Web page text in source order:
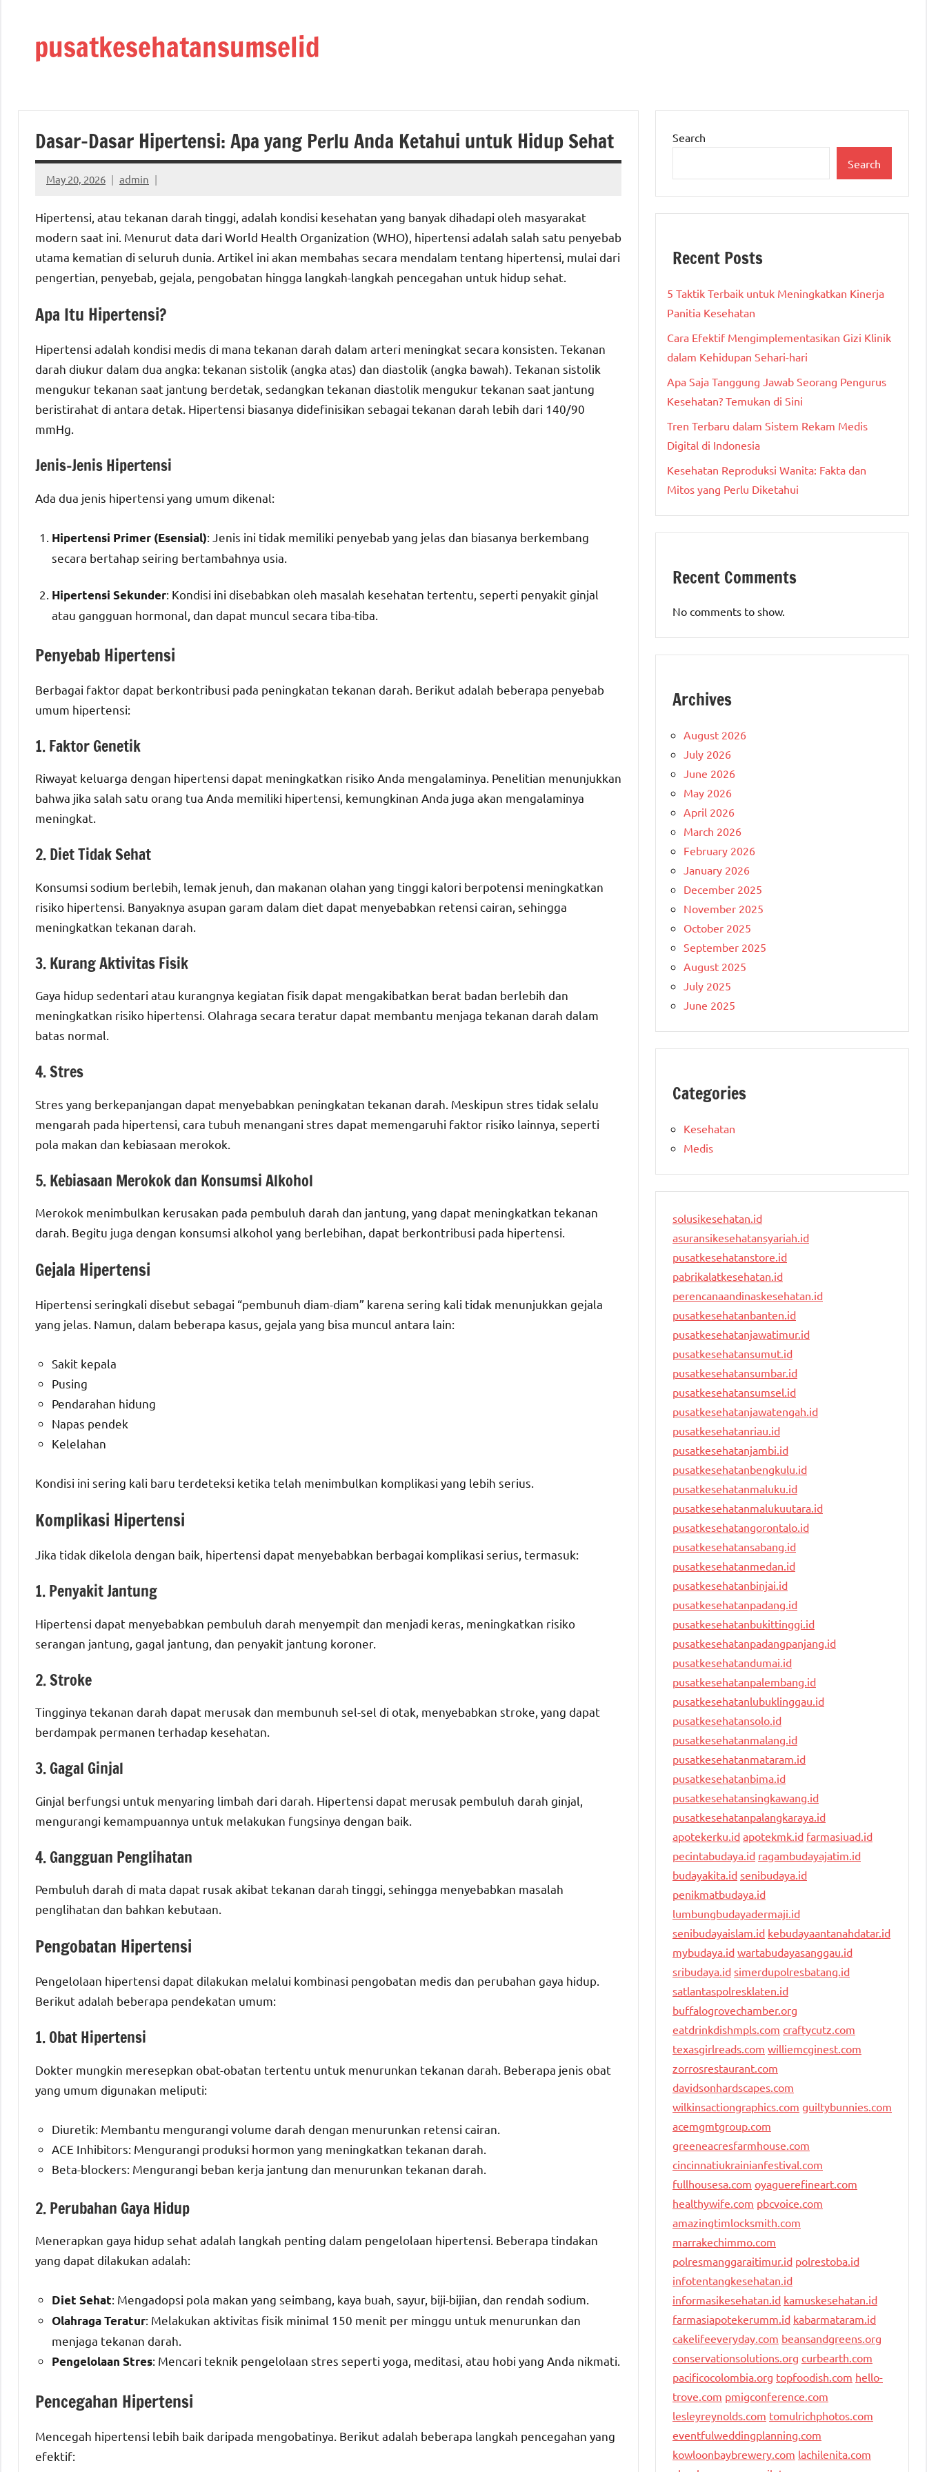
pusatkesehatansumselid
Dasar-Dasar Hipertensi: Apa yang Perlu Anda Ketahui untuk Hidup Sehat
May 20, 2026 admin
Hipertensi, atau tekanan darah tinggi, adalah kondisi kesehatan yang banyak dihadapi oleh masyarakat
modern saat ini. Menurut data dari World Health Organization (WHO), hipertensi adalah salah satu penyebab
utama kematian di seluruh dunia. Artikel ini akan membahas secara mendalam tentang hipertensi, mulai dari
pengertian, penyebab, gejala, pengobatan hingga langkah-langkah pencegahan untuk hidup sehat.
Apa Itu Hipertensi?
Hipertensi adalah kondisi medis di mana tekanan darah dalam arteri meningkat secara konsisten. Tekanan
darah diukur dalam dua angka: tekanan sistolik (angka atas) dan diastolik (angka bawah). Tekanan sistolik
mengukur tekanan saat jantung berdetak, sedangkan tekanan diastolik mengukur tekanan saat jantung
beristirahat di antara detak. Hipertensi biasanya didefinisikan sebagai tekanan darah lebih dari 140/90
mmHg.
Jenis-Jenis Hipertensi
Ada dua jenis hipertensi yang umum dikenal:
Hipertensi Primer (Esensial): Jenis ini tidak memiliki penyebab yang jelas dan biasanya berkembang
secara bertahap seiring bertambahnya usia.
Hipertensi Sekunder: Kondisi ini disebabkan oleh masalah kesehatan tertentu, seperti penyakit ginjal
atau gangguan hormonal, dan dapat muncul secara tiba-tiba.
Penyebab Hipertensi
Berbagai faktor dapat berkontribusi pada peningkatan tekanan darah. Berikut adalah beberapa penyebab
umum hipertensi:
1. Faktor Genetik
Riwayat keluarga dengan hipertensi dapat meningkatkan risiko Anda mengalaminya. Penelitian menunjukkan
bahwa jika salah satu orang tua Anda memiliki hipertensi, kemungkinan Anda juga akan mengalaminya
meningkat.
2. Diet Tidak Sehat
Konsumsi sodium berlebih, lemak jenuh, dan makanan olahan yang tinggi kalori berpotensi meningkatkan
risiko hipertensi. Banyaknya asupan garam dalam diet dapat menyebabkan retensi cairan, sehingga
meningkatkan tekanan darah.
3. Kurang Aktivitas Fisik
Gaya hidup sedentari atau kurangnya kegiatan fisik dapat mengakibatkan berat badan berlebih dan
meningkatkan risiko hipertensi. Olahraga secara teratur dapat membantu menjaga tekanan darah dalam
batas normal.
4. Stres
Stres yang berkepanjangan dapat menyebabkan peningkatan tekanan darah. Meskipun stres tidak selalu
mengarah pada hipertensi, cara tubuh menangani stres dapat memengaruhi faktor risiko lainnya, seperti
pola makan dan kebiasaan merokok.
5. Kebiasaan Merokok dan Konsumsi Alkohol
Merokok menimbulkan kerusakan pada pembuluh darah dan jantung, yang dapat meningkatkan tekanan
darah. Begitu juga dengan konsumsi alkohol yang berlebihan, dapat berkontribusi pada hipertensi.
Gejala Hipertensi
Hipertensi seringkali disebut sebagai “pembunuh diam-diam” karena sering kali tidak menunjukkan gejala
yang jelas. Namun, dalam beberapa kasus, gejala yang bisa muncul antara lain:
Sakit kepala
Pusing
Pendarahan hidung
Napas pendek
Kelelahan
Kondisi ini sering kali baru terdeteksi ketika telah menimbulkan komplikasi yang lebih serius.
Komplikasi Hipertensi
Jika tidak dikelola dengan baik, hipertensi dapat menyebabkan berbagai komplikasi serius, termasuk:
1. Penyakit Jantung
Hipertensi dapat menyebabkan pembuluh darah menyempit dan menjadi keras, meningkatkan risiko
serangan jantung, gagal jantung, dan penyakit jantung koroner.
2. Stroke
Tingginya tekanan darah dapat merusak dan membunuh sel-sel di otak, menyebabkan stroke, yang dapat
berdampak permanen terhadap kesehatan.
3. Gagal Ginjal
Ginjal berfungsi untuk menyaring limbah dari darah. Hipertensi dapat merusak pembuluh darah ginjal,
mengurangi kemampuannya untuk melakukan fungsinya dengan baik.
4. Gangguan Penglihatan
Pembuluh darah di mata dapat rusak akibat tekanan darah tinggi, sehingga menyebabkan masalah
penglihatan dan bahkan kebutaan.
Pengobatan Hipertensi
Pengelolaan hipertensi dapat dilakukan melalui kombinasi pengobatan medis dan perubahan gaya hidup.
Berikut adalah beberapa pendekatan umum:
1. Obat Hipertensi
Dokter mungkin meresepkan obat-obatan tertentu untuk menurunkan tekanan darah. Beberapa jenis obat
yang umum digunakan meliputi:
Diuretik: Membantu mengurangi volume darah dengan menurunkan retensi cairan.
ACE Inhibitors: Mengurangi produksi hormon yang meningkatkan tekanan darah.
Beta-blockers: Mengurangi beban kerja jantung dan menurunkan tekanan darah.
2. Perubahan Gaya Hidup
Menerapkan gaya hidup sehat adalah langkah penting dalam pengelolaan hipertensi. Beberapa tindakan
yang dapat dilakukan adalah:
Diet Sehat: Mengadopsi pola makan yang seimbang, kaya buah, sayur, biji-bijian, dan rendah sodium.
Olahraga Teratur: Melakukan aktivitas fisik minimal 150 menit per minggu untuk menurunkan dan
menjaga tekanan darah.
Pengelolaan Stres: Mencari teknik pengelolaan stres seperti yoga, meditasi, atau hobi yang Anda nikmati.
Pencegahan Hipertensi
Mencegah hipertensi lebih baik daripada mengobatinya. Berikut adalah beberapa langkah pencegahan yang
efektif:
Search
Search
Recent Posts
5 Taktik Terbaik untuk Meningkatkan Kinerja
Panitia Kesehatan
Cara Efektif Mengimplementasikan Gizi Klinik
dalam Kehidupan Sehari-hari
Apa Saja Tanggung Jawab Seorang Pengurus
Kesehatan? Temukan di Sini
Tren Terbaru dalam Sistem Rekam Medis
Digital di Indonesia
Kesehatan Reproduksi Wanita: Fakta dan
Mitos yang Perlu Diketahui
Recent Comments
No comments to show.
Archives
August 2026
July 2026
June 2026
May 2026
April 2026
March 2026
February 2026
January 2026
December 2025
November 2025
October 2025
September 2025
August 2025
July 2025
June 2025
Categories
Kesehatan
Medis
solusikesehatan.id
asuransikesehatansyariah.id
pusatkesehatanstore.id
pabrikalatkesehatan.id
perencanaandinaskesehatan.id
pusatkesehatanbanten.id
pusatkesehatanjawatimur.id
pusatkesehatansumut.id
pusatkesehatansumbar.id
pusatkesehatansumsel.id
pusatkesehatanjawatengah.id
pusatkesehatanriau.id
pusatkesehatanjambi.id
pusatkesehatanbengkulu.id
pusatkesehatanmaluku.id
pusatkesehatanmalukuutara.id
pusatkesehatangorontalo.id
pusatkesehatansabang.id
pusatkesehatanmedan.id
pusatkesehatanbinjai.id
pusatkesehatanpadang.id
pusatkesehatanbukittinggi.id
pusatkesehatanpadangpanjang.id
pusatkesehatandumai.id
pusatkesehatanpalembang.id
pusatkesehatanlubuklinggau.id
pusatkesehatansolo.id
pusatkesehatanmalang.id
pusatkesehatanmataram.id
pusatkesehatanbima.id
pusatkesehatansingkawang.id
pusatkesehatanpalangkaraya.id
apotekerku.id apotekmk.id farmasiuad.id
pecintabudaya.id ragambudayajatim.id
budayakita.id senibudaya.id
penikmatbudaya.id
lumbungbudayadermaji.id
senibudayaislam.id kebudayaantanahdatar.id
mybudaya.id wartabudayasanggau.id
sribudaya.id simerdupolresbatang.id
satlantaspolresklaten.id
buffalogrovechamber.org
eatdrinkdishmpls.com craftycutz.com
texasgirlreads.com williemcginest.com
zorrosrestaurant.com
davidsonhardscapes.com
wilkinsactiongraphics.com guiltybunnies.com
acemgmtgroup.com
greeneacresfarmhouse.com
cincinnatiukrainianfestival.com
fullhousesa.com oyaguerefineart.com
healthywife.com pbcvoice.com
amazingtimlocksmith.com
marrakechimmo.com
polresmanggaraitimur.id polrestoba.id
infotentangkesehatan.id
informasikesehatan.id kamuskesehatan.id
farmasiapotekerumm.id kabarmataram.id
cakelifeeveryday.com beansandgreens.org
conservationsolutions.org curbearth.com
pacificocolombia.org topfoodish.com hello-
trove.com pmigconference.com
lesleyreynolds.com tomulrichphotos.com
eventfulweddingplanning.com
kowloonbaybrewery.com lachilenita.com